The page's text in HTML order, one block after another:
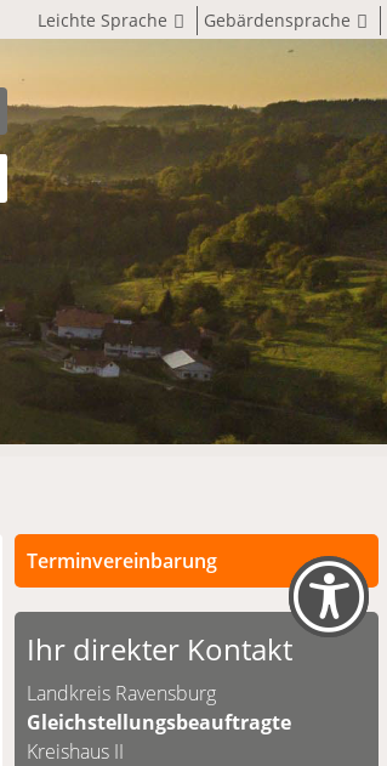
Leichte Sprache Gebärdensprache
Terminvereinbarung
Persönliche Termine sind nach
vorheriger Vereinbarung möglich.
unten.
Ihr direkter Kontakt
Landkreis Ravensburg
Gleichstellungsbeauftragte
Kreishaus II